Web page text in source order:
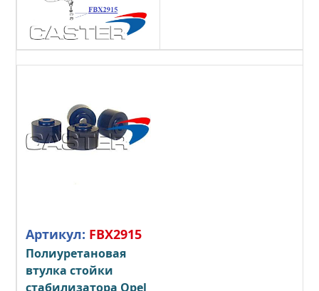
Артикул: FBX2915
Полиуретановая
втулка стойки
стабилизатора Opel